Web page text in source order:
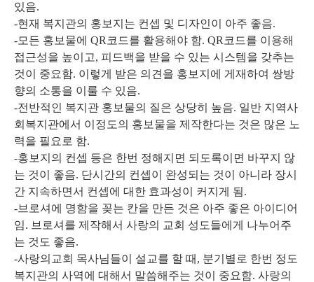
있음.
-현재 복지관의 홍보지는 컨셉 및 디자인이 아주 좋음.
-모든 홍보물에 QR코드를 활용해야 함. QR코드를 이용해
접근성을 높이고, 피드백을 받을 수 있는 시스템을 갖추는
것이 중요함. 이렇게 받은 의견을 홍보지에 게재하여 쌍방
향의 소통을 이룰 수 있음.
-전반적인 복지관 홍보물의 질은 상당히 높음. 일반 지역사
회복지관에서 이정도의 홍보물을 제작한다는 것은 많은 노
력을 필요로 함.
-홍보지의 컨셉 등은 한번 정해지면 되도록이면 바꾸지 않
는 것이 좋음. 단시간의 컨셉이 완성되는 것이 아니라 장시
간 지속하면서 컨셉에 대한 효과성이 커지게 됨.
-브로셔에 명함을 꽂는 칸을 만든 것은 아주 좋은 아이디어
임. 브로셔를 제작해서 사랑의 교회 성도들에게 나누어주
는 것도 좋음.
-사랑의교회 목사님들이 설교를 할 때, 분기별로 한번 정도
복지관의 사역에 대해서 말씀해주는 것이 중요함. 사랑의